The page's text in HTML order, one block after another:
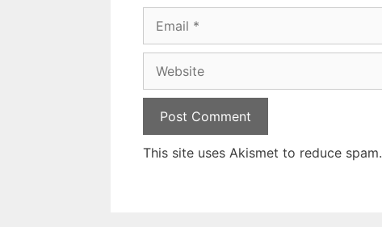
This site uses Akismet to reduce spam.